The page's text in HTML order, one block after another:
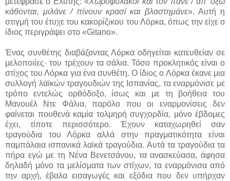
κάθονται, μιλάνε / πίνουν κρασί και βλαστημάνε». Αυτή η
στιγμή του έτυχε του κακορίζικου του Λόρκα, όπως την είχε ο
ίδιος περιγράψει στο «Gitano».
Ένας συνθέτης διαβάζοντας Λόρκα οδηγείται κατευθείαν σε
μελοποιίες· του τρέχουν τα σάλια. Τόσο προκλητικός είναι ο
στίχος του Λόρκα για ένα συνθέτη. Ο ίδιος ο Λόρκα έκανε μια
συλλογή λαϊκών τραγουδιών της Ισπανίας, τα εναρμόνισε με
τρόπο εντελώς ορθόδοξο, ίσως και με τη βοήθεια του
Μανουέλ Nτε Φάλια, παρόλο που οι εναρμονίσεις δεν
φαίνεται πουθενά καμία τολμηρή συγχορδία, μόνο έβδομες
έχει, τίποτε περισσότερο. Έχουν καταχωρηθεί σαν
τραγούδια του Λόρκα αλλά στην πραγματικότητα είναι
παμπάλαια ισπανικά λαϊκά τραγούδια. Αυτά τα τραγούδια τα
πήρα εγώ με τη Νένα Βενετσάνου, τα ανασκεύασα, άφησα
δηλαδή μόνο τα μελίσματα των στίχων, τα εναρμόνισα από
την αρχή, έβαλα εισαγωγές και εξόδια που δεν υπήρχαν